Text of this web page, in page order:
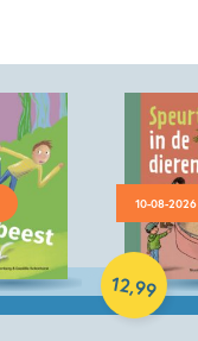
10-08-2026
12,99
Hardcover